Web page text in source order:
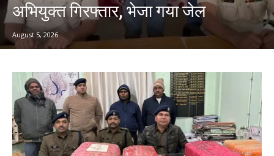
अभियुक्त गिरफ्तार, भेजा गया जेल
August 5, 2026